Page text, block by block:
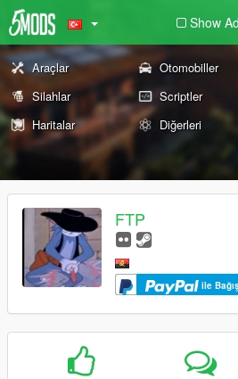
Show
Araçlar Otomobiller
Silahlar
Scriptler
Haritalar
Diğerleri
FTP
ile